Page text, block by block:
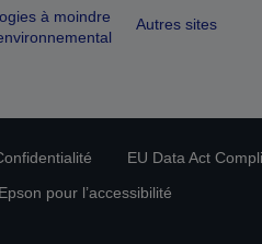
à moindre
Autres sites
EU Data Act
pour l’accessibilité